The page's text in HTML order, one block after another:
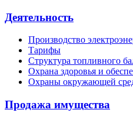
Деятельность
Производство
Тарифы
Структура топливного
Охрана здоровья и
Охраны окружающей
Продажа имущества